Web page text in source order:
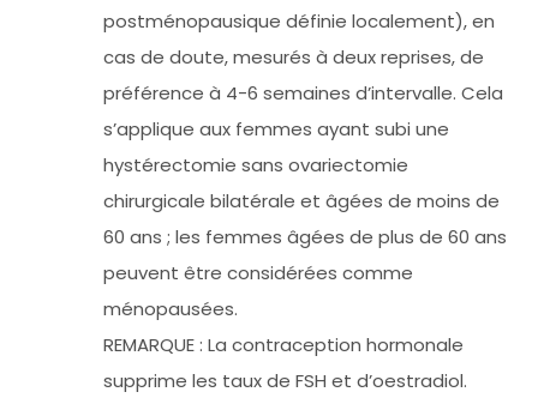
postménopausique définie localement), en
cas de doute, mesurés à deux reprises, de
préférence à 4-6 semaines d’intervalle. Cela
s’applique aux femmes ayant subi une
hystérectomie sans ovariectomie
chirurgicale bilatérale et âgées de moins de
60 ans ; les femmes âgées de plus de 60 ans
peuvent être considérées comme
ménopausées.
REMARQUE : La contraception hormonale
supprime les taux de FSH et d’oestradiol.